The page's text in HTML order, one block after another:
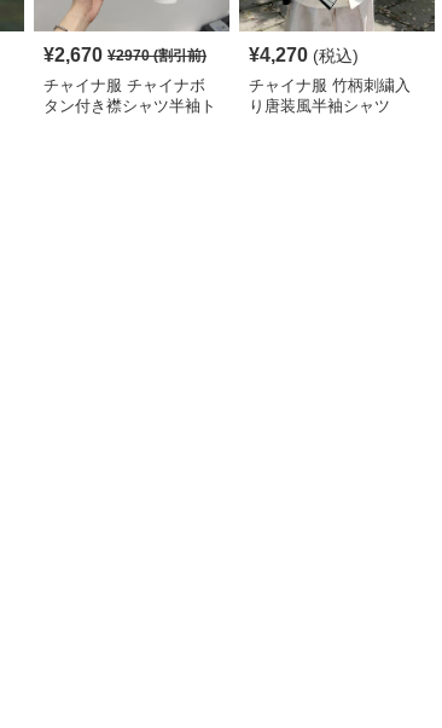
¥2,670 ¥2970(割引前)
チャイナ服 チャイナボ
タン付き襟シャツ半袖ト
¥4,270 (税込)
チャイナ服 竹柄刺繍入
り唐装風半袖シャツ